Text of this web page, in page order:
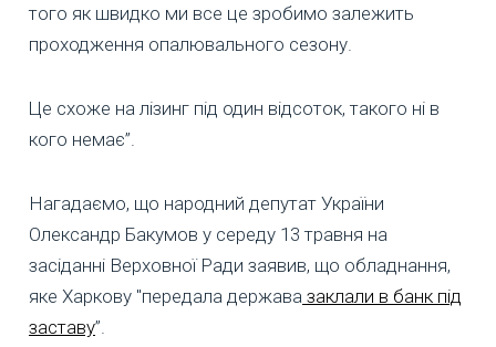
того як швидко ми все це зробимо залежить
проходження опалювального сезону.
Це схоже на лізинг під один відсоток, такого ні в
кого немає”.
Нагадаємо, що народний депутат України
Олександр Бакумов у середу 13 травня на
засіданні Верховної Ради заявив, що обладнання,
яке Харкову "передала держава заклали в банк під
заставу”.